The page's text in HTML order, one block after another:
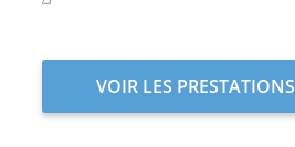
VOIR LES PRESTATIONS